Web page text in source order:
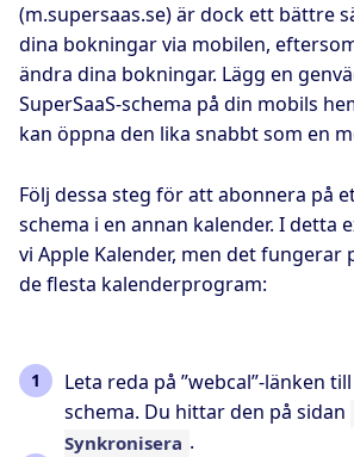
(m.supersaas.se) är dock ett bättre
dina bokningar via mobilen,
ändra dina bokningar. Lägg en
SuperSaaS-schema på din mobils
kan öppna den lika snabbt som en
Följ dessa steg för att abonnera på
schema i en annan kalender. I detta
vi Apple Kalender, men det fungerar
de flesta kalenderprogram:
Leta reda på ”webcal”-länken
schema. Du hittar den på sidan
Synkronisera .